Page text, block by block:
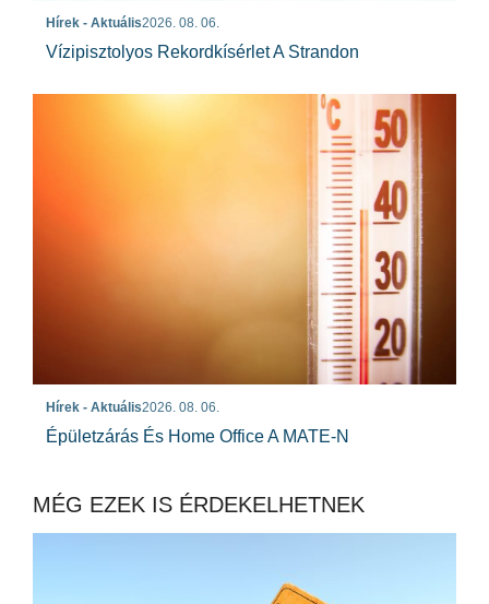
Hírek - Aktuális2026. 08. 06.
Vízipisztolyos Rekordkísérlet A Strandon
Hírek - Aktuális2026. 08. 06.
Épületzárás És Home Office A MATE-N
MÉG EZEK IS ÉRDEKELHETNEK